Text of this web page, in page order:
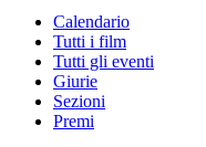
Calendario
Tutti i film
Tutti gli eventi
Giurie
Sezioni
Premi